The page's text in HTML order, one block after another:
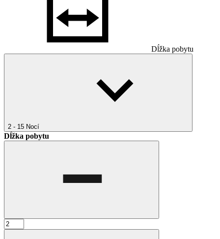
Dĺžka pobytu
2 - 15 Nocí
Dĺžka pobytu